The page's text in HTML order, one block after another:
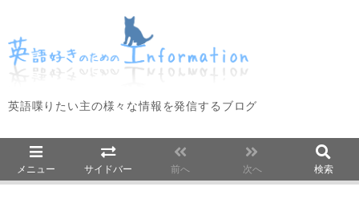
英語喋りたい主の様々な情報を発信するブログ
メニュー サイドバー 前へ 次へ 検索